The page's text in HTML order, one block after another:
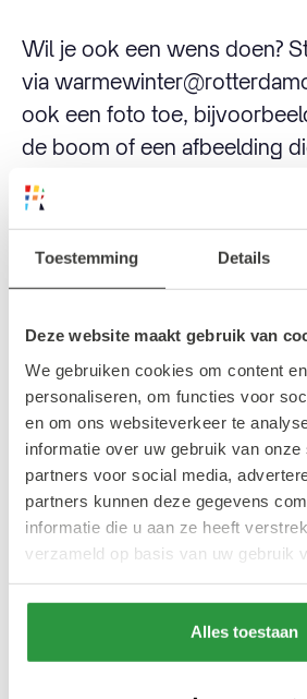
Toestemming Details
Deze website maakt gebruik van
We gebruiken cookies om content
personaliseren, om functies voor
en om ons websiteverkeer te
informatie over uw gebruik van onze
partners voor social media,
partners kunnen deze gegevens
informatie die u aan ze heeft
verzameld op basis van uw gebruik
Alles toestaan
Wil je ook een wens doen?
via
ook een foto toe,
de boom of een afbeelding
past. Wij zorgen dat de
plekje krijgen. Waar dat
snel!
stralen in het hart van de
we Rotterdam een stukje
winter.
Ook